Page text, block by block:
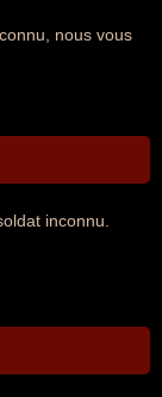
nous vous
inconnu.